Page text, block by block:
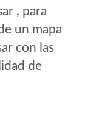
, para
un mapa
con las
de